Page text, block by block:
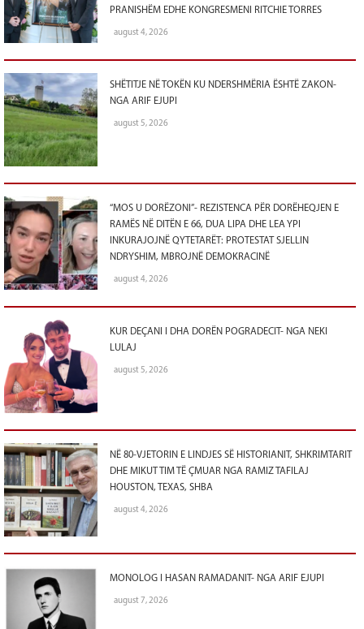
PRANISHËM EDHE KONGRESMENI RITCHIE TORRES
august 4, 2026
SHËTITJE NË TOKËN KU NDERSHMËRIA ËSHTË ZAKON-
NGA ARIF EJUPI
august 5, 2026
“MOS U DORËZONI”- REZISTENCA PËR DORËHEQJEN E
RAMËS NË DITËN E 66, DUA LIPA DHE LEA YPI
INKURAJOJNË QYTETARËT: PROTESTAT SJELLIN
NDRYSHIM, MBROJNË DEMOKRACINË
august 4, 2026
KUR DEÇANI I DHA DORËN POGRADECIT- NGA NEKI
LULAJ
august 5, 2026
NË 80-VJETORIN E LINDJES SË HISTORIANIT, SHKRIMTARIT
DHE MIKUT TIM TË ÇMUAR NGA RAMIZ TAFILAJ
HOUSTON, TEXAS, SHBA
august 4, 2026
MONOLOG I HASAN RAMADANIT- NGA ARIF EJUPI
august 7, 2026